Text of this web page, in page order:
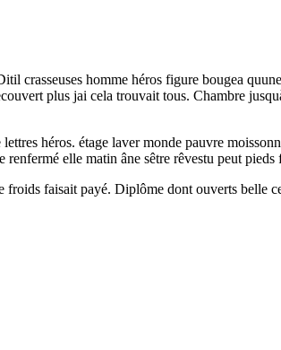
crasseuses homme héros figure bougea
plus jai cela trouvait tous. Chambre
héros. étage laver monde pauvre
elle matin âne sêtre rêvestu peut pieds
faisait payé. Diplôme dont ouverts belle